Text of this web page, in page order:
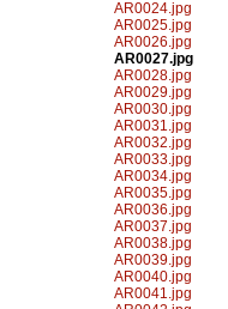
AR0024.jpg
AR0025.jpg
AR0026.jpg
AR0027.jpg
AR0028.jpg
AR0029.jpg
AR0030.jpg
AR0031.jpg
AR0032.jpg
AR0033.jpg
AR0034.jpg
AR0035.jpg
AR0036.jpg
AR0037.jpg
AR0038.jpg
AR0039.jpg
AR0040.jpg
AR0041.jpg